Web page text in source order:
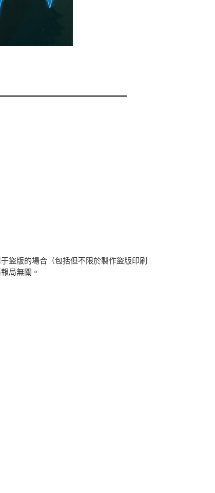
盜版的場合（包括但不限於製作盜版印刷
局無關。